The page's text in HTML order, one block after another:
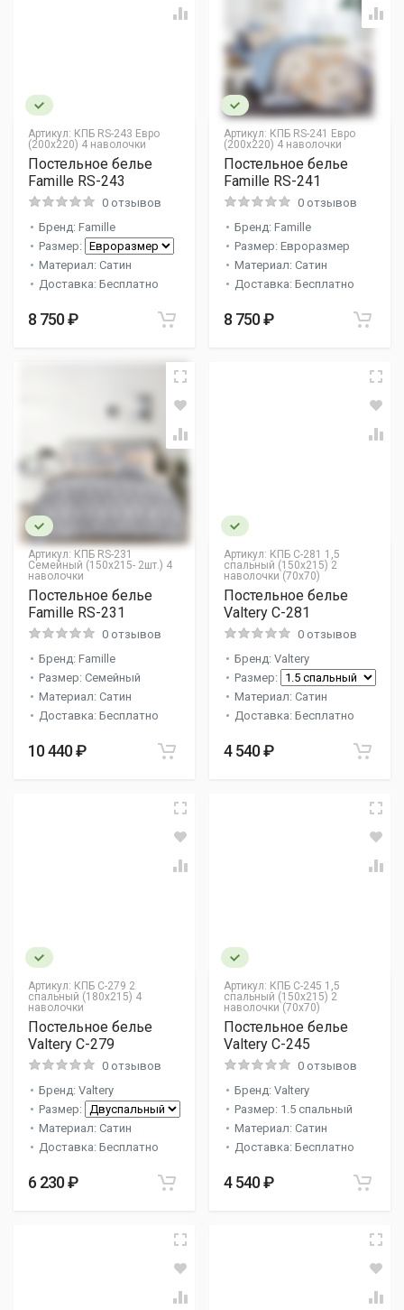
Артикул: КПБ RS-243 Евро
(200х220) 4 наволочки
Постельное белье
Famille RS-243
0 отзывов
Бренд: Famille
Размер:
Материал: Сатин
Доставка: Бесплатно
8 750 ₽
Артикул: КПБ RS-241 Евро
(200х220) 4 наволочки
Постельное белье
Famille RS-241
0 отзывов
Бренд: Famille
Размер: Евроразмер
Материал: Сатин
Доставка: Бесплатно
8 750 ₽
Артикул: КПБ RS-231
Семейный (150х215- 2шт.) 4
наволочки
Постельное белье
Famille RS-231
0 отзывов
Бренд: Famille
Размер: Семейный
Материал: Сатин
Доставка: Бесплатно
10 440 ₽
Артикул: КПБ С-281 1,5
спальный (150х215) 2
наволочки (70х70)
Постельное белье
Valtery C-281
0 отзывов
Бренд: Valtery
Размер:
Материал: Сатин
Доставка: Бесплатно
4 540 ₽
Артикул: КПБ С-279 2
спальный (180х215) 4
наволочки
Постельное белье
Valtery C-279
0 отзывов
Бренд: Valtery
Размер:
Материал: Сатин
Доставка: Бесплатно
6 230 ₽
Артикул: КПБ С-245 1,5
спальный (150х215) 2
наволочки (70х70)
Постельное белье
Valtery C-245
0 отзывов
Бренд: Valtery
Размер: 1.5 спальный
Материал: Сатин
Доставка: Бесплатно
4 540 ₽